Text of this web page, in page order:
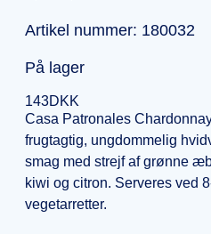
Artikel nummer: 180032
På lager
143DKK
Casa Patronales
frugtagtig, ungdommelig
smag med strejf af grønne
kiwi og citron. Serveres ved
vegetarretter.